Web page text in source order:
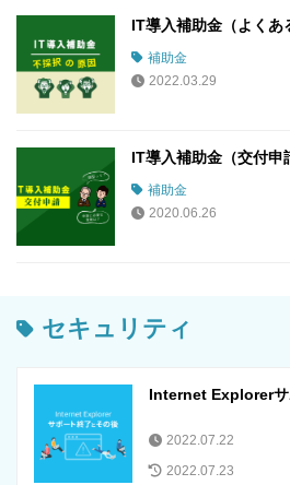
IT導入補助金（よくあ
補助金
2022.03.29
IT導入補助金（交付申
補助金
2020.06.26
セキュリティ
Internet Explorerサ
2022.07.22
2022.07.23